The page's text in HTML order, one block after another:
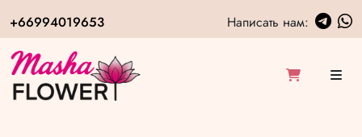
+66994019653 Написать нам: